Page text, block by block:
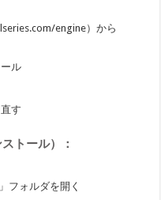
engine）から
ル
す
トール）：
フォルダを開く